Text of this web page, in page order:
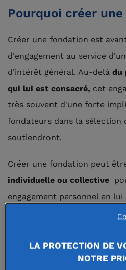
Pourquoi créer
Créer une fondation est
d'engagement au service
d'intérêt général. Au-delà du
qui lui est consacré, cet
très souvent d'une forte
fondateurs dans la sélection
soutiendront.
Créer une fondation peut
individuelle ou collective
engagement personnel en
fratrie, d’un groupe d’amis .
entrepreneur ou d’une
LA PROTECTION DE
NOTRE